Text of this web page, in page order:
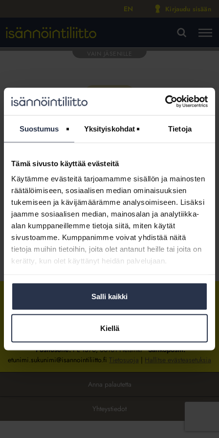
Suostumus Yksityiskohdat Tietoja
Tämä sivusto käyttää evästeitä
Käytämme evästeitä tarjoamamme sisällön ja mainosten
räätälöimiseen, sosiaalisen median ominaisuuksien
tukemiseen ja kävijämäärämme analysoimiseen. Lisäksi
jaamme sosiaalisen median, mainosalan ja analytiikka-
alan kumppaneillemme tietoja siitä, miten käytät
sivustoamme. Kumppanimme voivat yhdistää näitä
tietoja muihin tietoihin, joita olet antanut heille tai joita on
kerätty, kun olet käyttänyt heidän palvelujaan.
Salli kaikki
Kiellä
EN Kirjaudu sisään
Tämä osio on rajattu
Isännöintiliiton jäsenyritysten
henkilökunnalle
Kirjaudu sisään
Tietoa jäsenyydestä
IsännöintiliittoIsännöintiliittoIsännöintiliitto
Isännöintiliiton toimistosijaitsee Hakaniemessä Helsingissä.
Postiosoite:PL 1370, 00101 HelsinkiSähköpostit:
etunimi.sukunimi@isannointiliitto.fi Tietosuoja | Hallitse evästeasetuksia
Anna palautetta
Yhteystiedot